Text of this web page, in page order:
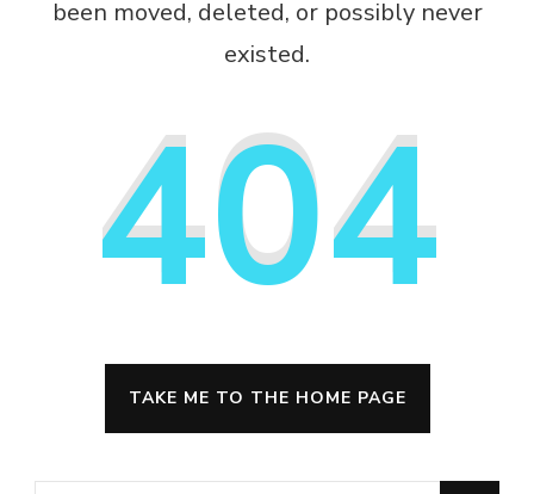
been moved, deleted, or possibly never
existed.
404
TAKE ME TO THE HOME PAGE